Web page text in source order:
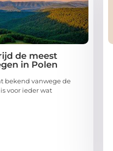
de meest
in Polen
bekend vanwege de
voor ieder wat